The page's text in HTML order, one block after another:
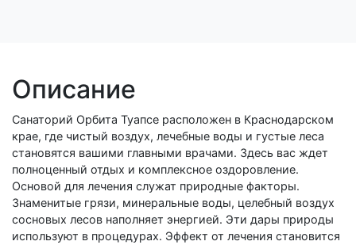
Описание
Санаторий Орбита Туапсе расположен в Краснодарском
крае, где чистый воздух, лечебные воды и густые леса
становятся вашими главными врачами. Здесь вас ждет
полноценный отдых и комплексное оздоровление.
Основой для лечения служат природные факторы.
Знаменитые грязи, минеральные воды, целебный воздух
сосновых лесов наполняет энергией. Эти дары природы
используют в процедурах. Эффект от лечения становится